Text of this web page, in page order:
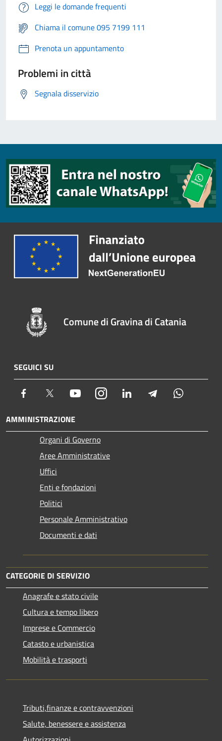
Leggi le domande frequenti
Chiama il comune 095 7199 111
Prenota un appuntamento
Problemi in città
Segnala disservizio
Comune di Gravina di Catania
SEGUICI SU
Facebook Twitter YoutubeInstagram LinkedIn Telegram
AMMINISTRAZIONE
Organi di Governo
Aree Amministrative
Uffici
Enti e fondazioni
Politici
Personale Amministrativo
Documenti e dati
CATEGORIE DI SERVIZIO
Anagrafe e stato civile
Cultura e tempo libero
Imprese e Commercio
Catasto e urbanistica
Mobilità e trasporti
Tributi,finanze e contravvenzioni
Salute, benessere e assistenza